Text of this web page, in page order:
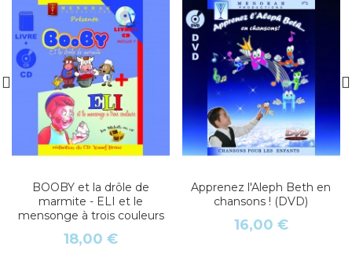
BOOBY et la drôle de
marmite - ELI et le
mensonge à trois couleurs
18,00 €
Apprenez l'Aleph Beth en
chansons ! (DVD)
16,00 €